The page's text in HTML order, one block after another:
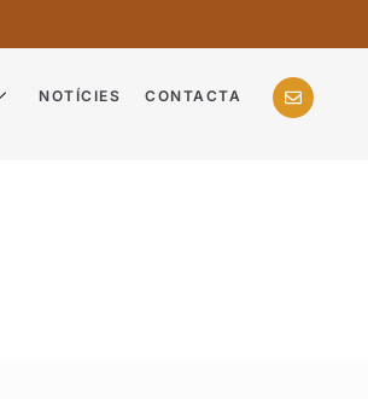
NOTÍCIES CONTACTA